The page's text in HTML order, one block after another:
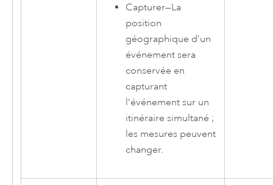
Capturer—La
position
géographique d’un
événement sera
conservée en
capturant
l’événement sur un
itinéraire simultané ;
les mesures peuvent
changer.